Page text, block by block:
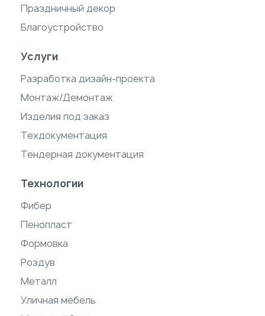
Праздничный декор
Благоустройство
Услуги
Разработка дизайн-проекта
Монтаж/Демонтаж
Изделия под заказ
Техдокументация
Тендерная документация
Технологии
Фибер
Пенопласт
Формовка
Роздув
Металл
Уличная мебель